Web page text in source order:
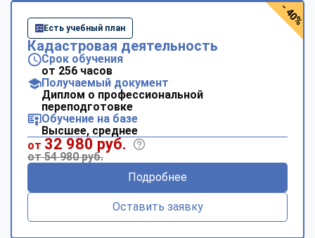
Есть учебный план
Кадастровая деятельность
Срок обучения
от 256 часов
Получаемый документ
Диплом о профессиональной
переподготовке
Обучение на базе
Высшее, среднее
от 32 980 руб.
от 54 980 руб.
Подробнее
Оставить заявку
- 40%